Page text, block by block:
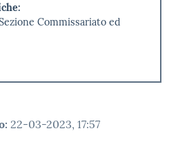
Commissariato ed
: 22-03-2023, 17:57